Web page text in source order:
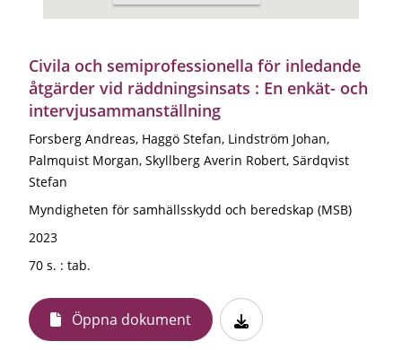
Civila och semiprofessionella för inledande
åtgärder vid räddningsinsats : En enkät- och
intervjusammanställning
Forsberg Andreas, Haggö Stefan, Lindström Johan,
Palmquist Morgan, Skyllberg Averin Robert, Särdqvist
Stefan
Myndigheten för samhällsskydd och beredskap (MSB)
2023
70 s. : tab.
Öppna dokument